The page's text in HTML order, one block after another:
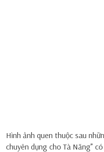
Hình ảnh quen thuộc sau
chuyên dụng cho Tà Năng”